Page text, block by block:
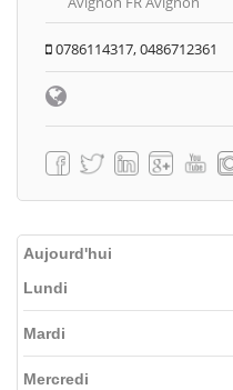
0786114317, 0486712361
Aujourd'hui
Lundi
Mardi
Mercredi